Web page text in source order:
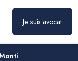
Je suis avocat